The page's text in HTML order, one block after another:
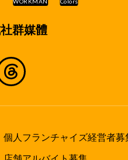
群媒體
個人フランチャイズ経営者募